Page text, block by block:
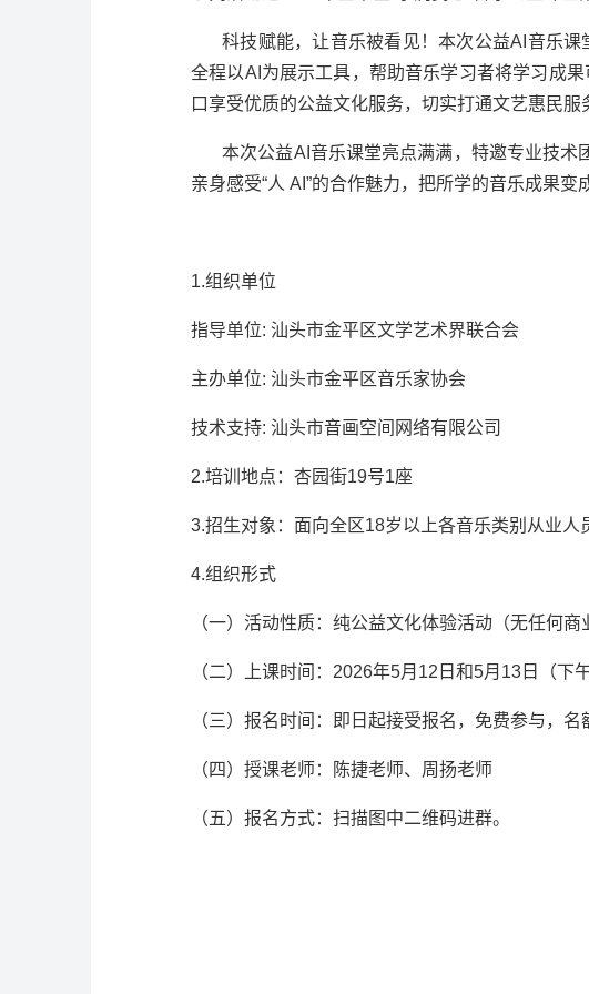
科技赋能，让音乐被看见！本次公益AI音乐课
全程以AI为展示工具，帮助音乐学习者将学习成
口享受优质的公益文化服务，切实打通文艺惠民服
本次公益AI音乐课堂亮点满满，特邀专业技术
亲身感受“人 AI”的合作魅力，把所学的音乐成果变
1.组织单位
指导单位: 汕头市金平区文学艺术界联合会
主办单位: 汕头市金平区音乐家协会
技术支持: 汕头市音画空间网络有限公司
2.培训地点：杏园街19号1座
3.招生对象：面向全区18岁以上各音乐类别从业人
4.组织形式
（一）活动性质：纯公益文化体验活动（无任何商
（二）上课时间： 2026年5月12日和5月13日（下
（三）报名时间：即日起接受报名，免费参与，名
（四）授课老师：陈捷老师、周扬老师
（五）报名方式：扫描图中二维码进群。